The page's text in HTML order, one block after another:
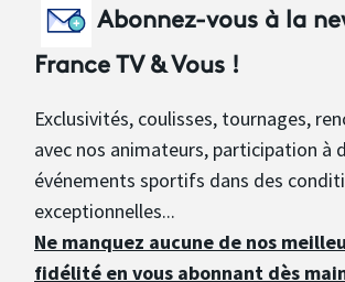
Abonnez-vous à la
France TV & Vous !
Exclusivités, coulisses, tournages,
avec nos animateurs, participation à
événements sportifs dans des
exceptionnelles...
Ne manquez aucune de nos
fidélité en vous abonnant dès